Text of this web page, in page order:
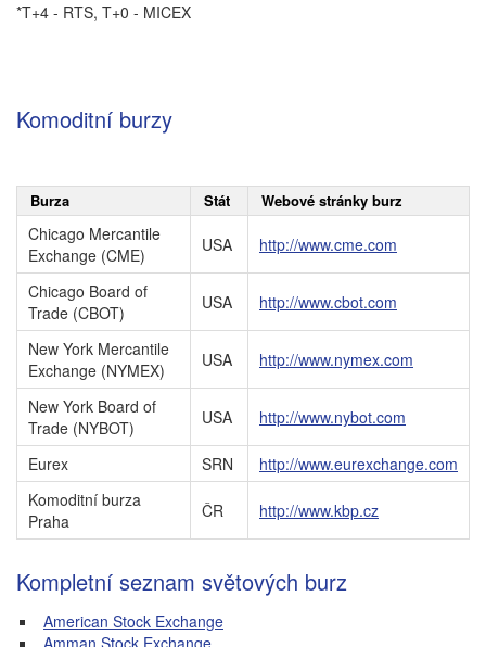
*T+4 - RTS, T+0 - MICEX
Komoditní burzy
Burza Stát Webové stránky burz
Chicago Mercantile
Exchange (CME)
USA http://www.cme.com
Chicago Board of
Trade (CBOT)
USA http://www.cbot.com
New York Mercantile
Exchange (NYMEX)
USA http://www.nymex.com
New York Board of
Trade (NYBOT)
USA http://www.nybot.com
Eurex SRN
http://www.eurexchange.com
Komoditní burza
Praha
ČR http://www.kbp.cz
Kompletní seznam světových burz
American Stock Exchange
Amman Stock Exchange